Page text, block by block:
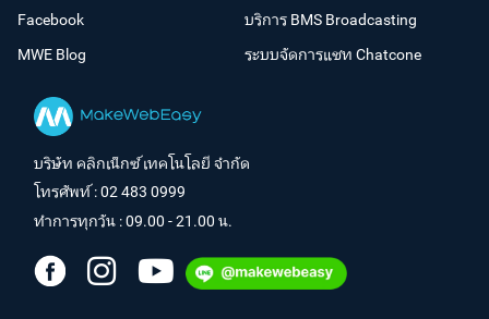
Facebook
MWE Blog
บริการ BMS Broadcasting
ระบบจัดการแชท Chatcone
บริษัท คลิกเน็กซ์ เทคโนโลยี จำกัด
โทรศัพท์ :02 483 0999
ทำการทุกวัน : 09.00 - 21.00 น.